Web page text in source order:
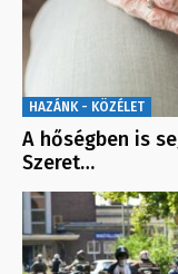
HAZÁNK - KÖZÉLET
A hőségben is
Szeret…